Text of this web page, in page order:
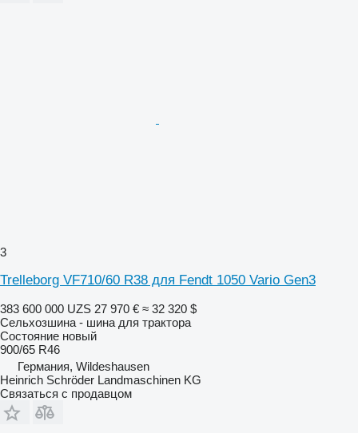
3
Trelleborg VF710/60 R38 для Fendt 1050 Vario Gen3
383 600 000 UZS 27 970 € ≈ 32 320 $
Сельхозшина - шина для трактора
Состояние новый
900/65 R46
Германия, Wildeshausen
Heinrich Schröder Landmaschinen KG
Связаться с продавцом